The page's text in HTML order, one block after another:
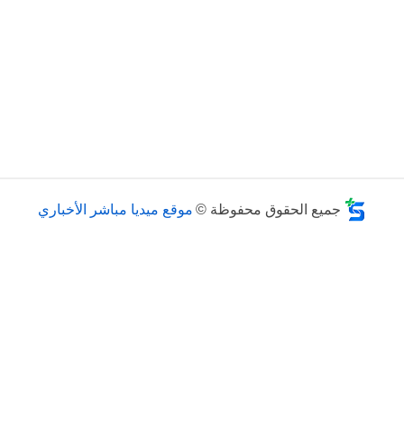
جميع الحقوق محفوظة © موقع ميديا مباشر الأخباري